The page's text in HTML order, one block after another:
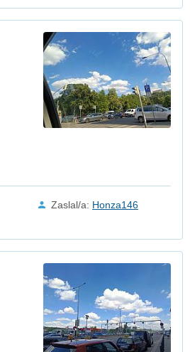
Zaslal/a: Honza146